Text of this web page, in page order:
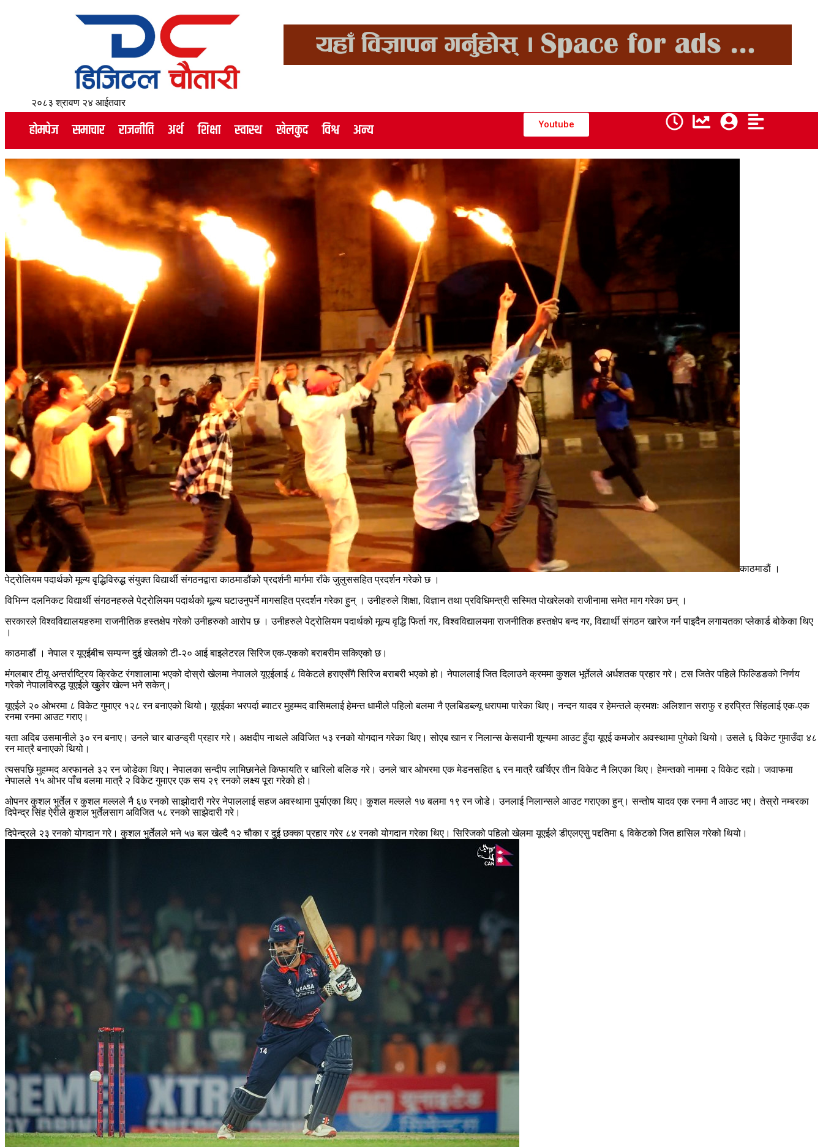
२०८३ श्रावण २४ आईतवार
होमपेज समाचार राजनीति अर्थ शिक्षा स्वास्थ खेलकुद विश्व अन्य Youtube
काठमाडाैं ।
पेट्रोलियम पदार्थको मूल्य वृद्धिविरुद्ध संयुक्त विद्यार्थी संगठनद्वारा काठमाडौंको प्रदर्शनी मार्गमा राँके जुलुससहित प्रदर्शन गरेको छ ।
विभिन्न दलनिकट विद्यार्थी संगठनहरुले पेट्रोलियम पदार्थको मूल्य घटाउनुपर्ने मागसहित प्रदर्शन गरेका हुन् । उनीहरुले शिक्षा, विज्ञान तथा प्रविधिमन्त्री सस्मित पोखरेलको राजीनामा समेत माग गरेका छन् ।
सरकारले विश्वविद्यालयहरुमा राजनीतिक हस्तक्षेप गरेको उनीहरुको आरोप छ । उनीहरुले पेट्रोलियम पदार्थको मूल्य वृद्धि फिर्ता गर, विश्वविद्यालयमा राजनीतिक हस्तक्षेप बन्द गर, विद्यार्थी संगठन खारेज गर्न पाइदैन लगायतका प्लेकार्ड बोकेका थिए
।
काठमाडौं । नेपाल र यूएईबीच सम्पन्न दुई खेलको टी-२० आई बाइलेटरल सिरिज एक-एकको बराबरीम सकिएको छ।
मंगलबार टीयू अन्तर्राष्ट्रिय क्रिकेट रंगशालामा भएको दोस्रो खेलमा नेपालले यूएईलाई ८ विकेटले हराएसँगै सिरिज बराबरी भएको हो। नेपाललाई जित दिलाउने क्रममा कुशल भूर्तेलले अर्धशतक प्रहार गरे। टस जितेर पहिले फिल्डिङको निर्णय
गरेको नेपालविरुद्ध यूएईले खुलेर खेल्न भने सकेन्।
यूएईले २० ओभरमा ८ विकेट गुमाएर १२८ रन बनाएको थियो। यूएईका भरपर्दा ब्याटर मुहम्मद वासिमलाई हेमन्त धामीले पहिलो बलमा नै एलबिडब्ल्यू धरापमा पारेका थिए। नन्दन यादव र हेमन्तले क्रमशः अलिशान सराफु र हरप्रित सिंहलाई एक-एक
रनमा रनमा आउट गराए।
यता अदिब उसमानीले ३० रन बनाए। उनले चार बाउन्ड्री प्रहार गरे। अक्षदीप नाथले अविजित ५३ रनको योगदान गरेका थिए। सोएब खान र निलान्स केसवानी शून्यमा आउट हुँदा यूएई कमजोर अवस्थामा पुगेको थियो। उसले ६ विकेट गुमाउँदा ४८
रन मात्रै बनाएको थियो।
त्यसपछि मुहम्मद अरफानले ३२ रन जोडेका थिए। नेपालका सन्दीप लामिछानेले किफायति र धारिलो बलिङ गरे। उनले चार ओभरमा एक मेडनसहित ६ रन मात्रै खर्चिएर तीन विकेट नै लिएका थिए। हेमन्तको नाममा २ विकेट रह्याे। जवाफमा
नेपालले १५ ओभर पाँच बलमा मात्रै २ विकेट गुमाएर एक सय २९ रनको लक्ष्य पूरा गरेको हो।
ओपनर कुशल भुर्तेल र कुशल मल्लले नै ६७ रनको साझोदारी गरेर नेपाललाई सहज अवस्थामा पुर्याएका थिए। कुशल मल्लले १७ बलमा १९ रन जोडे। उनलाई निलान्सले आउट गराएका हुन्। सन्तोष यादव एक रनमा नै आउट भए। तेस्रो नम्बरका
दिपेन्द्र सिंह ऐरीले कुशल भुर्तेलसाग अविजित ५८ रनको साझेदारी गरे।
दिपेन्द्रले २३ रनको योगदान गरे। कुशल भुर्तेलले भने ५७ बल खेल्दै १२ चौका र दुई छक्का प्रहार गरेर ८४ रनको योगदान गरेका थिए। सिरिजको पहिलो खेलमा यूएईले डीएलएसु पद्दतिमा ६ विकेटको जित हासिल गरेको थियो।